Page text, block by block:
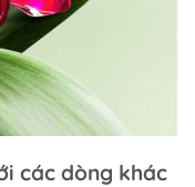
các dòng khác